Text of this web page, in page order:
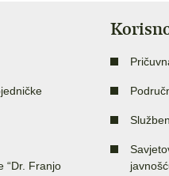
“Dr. Franjo